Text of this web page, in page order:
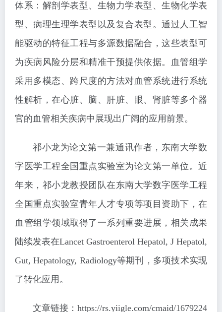
体系：解剖学表型、生物力学表型、生物化学表
型、病理生理学表型以及复合表型。通过人工智
能驱动的特征工程与多源数据融合，这些表型可
为疾病风险分层和精准干预提供依据。血管组学
采用多模态、跨尺度的方法对血管系统进行系统
性解析，在心脏、脑、肝脏、眼、肾脏等多个器
官的血管相关疾病中展现出广阔的应用前景。
祁小龙为论文第一兼通讯作者，东南大学数
字医学工程全国重点实验室为论文第一单位。近
年来，祁小龙教授团队在东南大学数字医学工程
全国重点实验室青年人才专项等项目资助下，在
血管组学领域取得了一系列重要进展，相关成果
陆续发表在Lancet Gastroenterol Hepatol, J Hepatol,
Gut, Hepatology, Radiology等期刊，多项技术实现
了转化应用。
文章链接：https://rs.yiigle.com/cmaid/1679224